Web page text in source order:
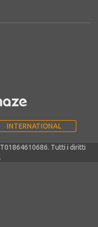
INTERNATIONAL
Tutti i diritti